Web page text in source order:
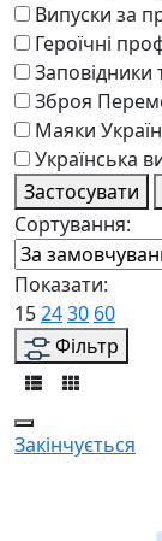
Випуски за
Героїчні
Заповідники
Зброя
Маяки
Українська
Застосувати
Сортування:
Показати:
152430 60
Фільтр
Закінчується